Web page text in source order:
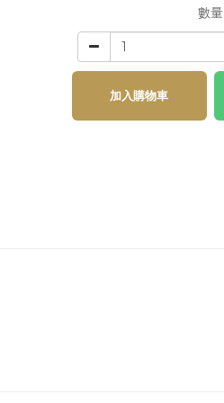
數量
加入購物車